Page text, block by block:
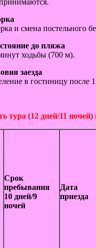
и смена постельного
до пляжа
ходьбы (700 м).
заезда
в гостиницу после
тура (12 дней/11 ночей)
Срок
пребывания
10 дней/9
ночей
Дата
приезда